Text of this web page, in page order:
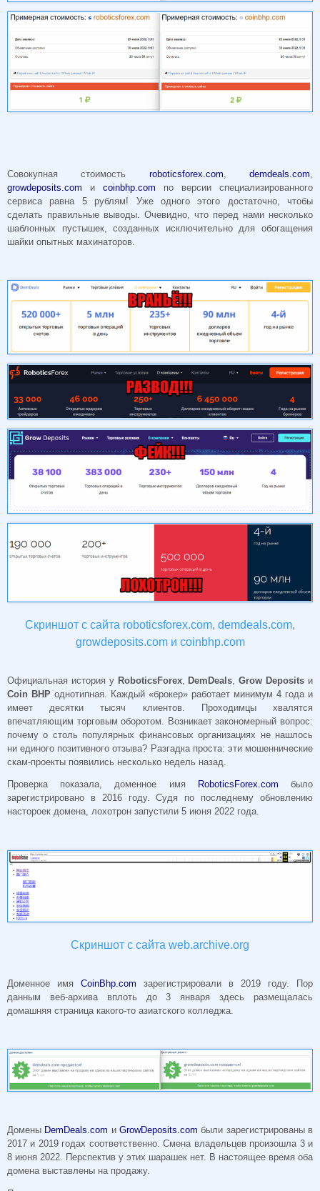
Совокупная стоимость roboticsforex.com ,demdeals.com
growdeposits.com и coinbhp.com по версии специализированного
сервиса равна 5 рублям! Уже одного этого достаточно, чтобы
сделать правильные выводы. Очевидно, что перед нами несколько
шаблонных пустышек, созданных исключительно для обогащения
шайки опытных махинаторов.
Скриншот с сайта roboticsforex.com, demdeals.com,
growdeposits.com и coinbhp.com
Официальная история у RoboticsForex, DemDeals ,Grow Deposits и
Coin BHP однотипная. Каждый «брокер» работает минимум 4 года и
имеет десятки тысяч клиентов. Проходимцы хвалятся
впечатляющим торговым оборотом. Возникает закономерный вопрос:
почему о столь популярных финансовых организациях не нашлось
ни единого позитивного отзыва? Разгадка проста: эти мошеннические
скам-проекты появились несколько недель назад.
Проверка показала, доменное имя RoboticsForex.com было
зарегистрировано в 2016 году. Судя по последнему обновлению
настороек домена, лохотрон запустили 5 июня 2022 года.
Скриншот с сайта web.archive.org
Доменное имя CoinBhp.com зарегистрировали в 2019 году. Пор
данным веб-архива вплоть до 3 января здесь размещалась
домашняя страница какого-то азиатского колледжа.
Домены DemDeals.com иGrowDeposits.com были зарегистрированы в
2017 и 2019 годах соответственно. Смена владельцев произошла 3 и
8 июня 2022. Перспектив у этих шарашек нет. В настоящее время оба
домена выставлены на продажу.